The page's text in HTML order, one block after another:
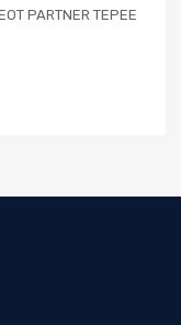
PARTNER TEPEE